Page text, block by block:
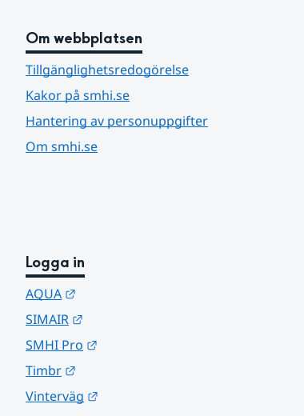
Om webbplatsen
Tillgänglighetsredogörelse
Kakor på smhi.se
Hantering av personuppgifter
Om smhi.se
Logga in
AQUA
SIMAIR
SMHI Pro
Timbr
Vinterväg